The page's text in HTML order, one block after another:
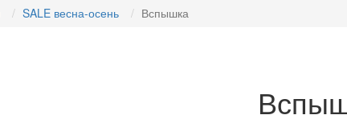
SALE весна-осень Вспышка